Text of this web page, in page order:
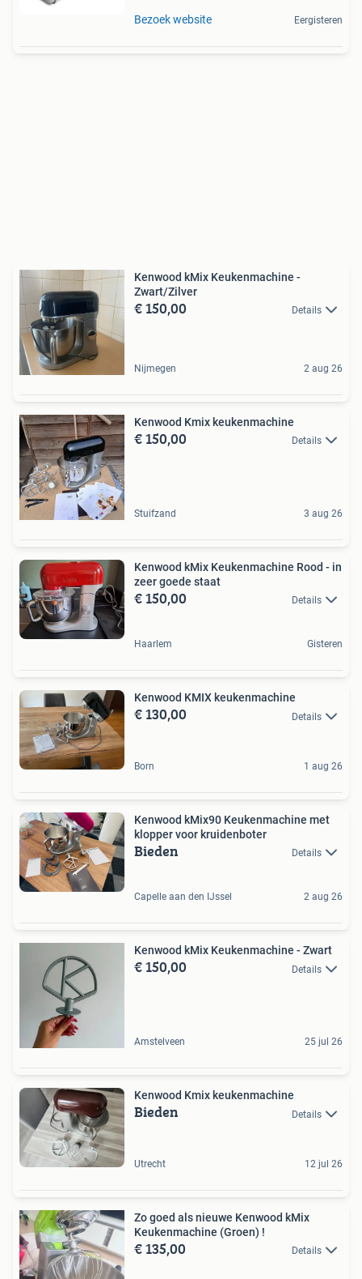
Bezoek website Eergisteren
Kenwood kMix Keukenmachine -
Zwart/Zilver
€ 150,00 Details
Nijmegen 2 aug 26
Kenwood Kmix keukenmachine
€ 150,00 Details
Stuifzand 3 aug 26
Kenwood kMix Keukenmachine Rood - in
zeer goede staat
€ 150,00 Details
Haarlem Gisteren
Kenwood KMIX keukenmachine
€ 130,00 Details
Born 1 aug 26
Kenwood kMix90 Keukenmachine met
klopper voor kruidenboter
Bieden Details
Capelle aan den IJssel 2 aug 26
Kenwood kMix Keukenmachine - Zwart
€ 150,00 Details
Amstelveen 25 jul 26
Kenwood Kmix keukenmachine
Bieden Details
Utrecht 12 jul 26
Zo goed als nieuwe Kenwood kMix
Keukenmachine (Groen) !
€ 135,00 Details